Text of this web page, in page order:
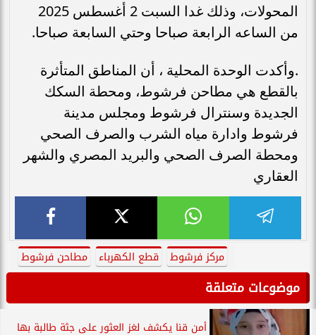
المحولات، وذلك غدا السبت 2 أغسطس 2025
من الساعه الرابعة صباحا وحتي السابعة صباحا.
.وأكدت الوحدة المحلية ، أن المناطق المتأثرة
بالقطع هي مطاحن فرشوط، ومحطة السكك
الجديدة وسنترال فرشوط ومجلس مدينة
فرشوط وادارة مياه الشرب والصرف الصحي
ومحطة الصرف الصحي والبريد المصري والشهر
العقاري
مركز فرشوط قطع الكهرباء مطاحن فرشوط
موضوعات متعلقة
أمن قنا يكشف لغز العثور على جثة طالبة بها